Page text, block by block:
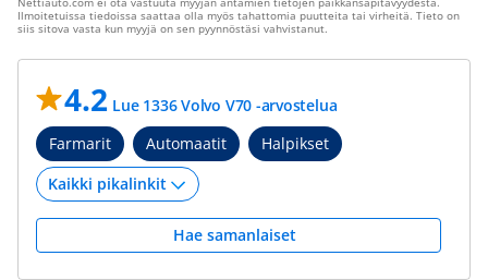
Ilmoitetuissa tiedoissa saattaa olla myös tahattomia puutteita tai virheitä. Tieto on
siis sitova vasta kun myyjä on sen pyynnöstäsi vahvistanut.
4.2 Lue 1336 Volvo V70 -arvostelua
Farmarit
Automaatit Halpikset
Hae samanlaiset